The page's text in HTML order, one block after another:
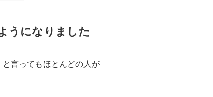
うになりました
と言ってもほとんどの人が